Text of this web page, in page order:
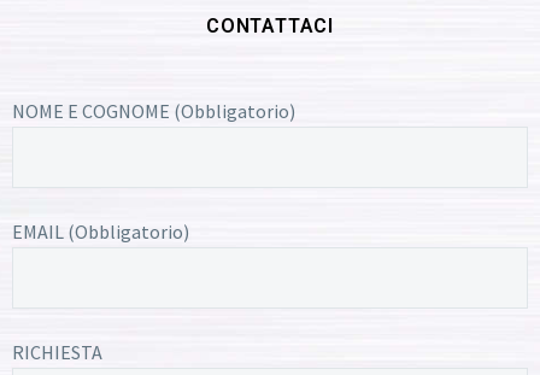
CONTATTACI
NOME E COGNOME (Obbligatorio)
EMAIL (Obbligatorio)
RICHIESTA